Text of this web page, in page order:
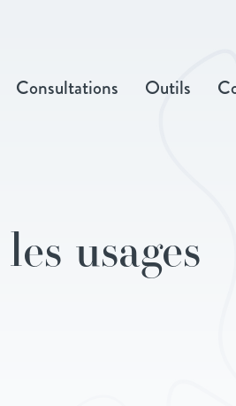
Consultations Outils
usages